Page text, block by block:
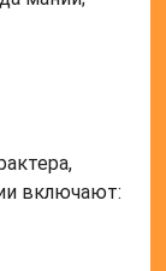
включают: